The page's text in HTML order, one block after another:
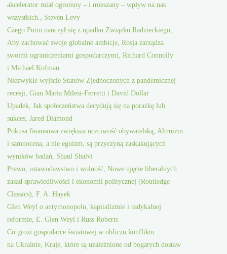
akcelerator miał ogromny – i mieszany – wpływ na nas
wszystkich., Steven Levy
Czego Putin nauczył się z upadku Związku Radzieckiego,
Aby zachować swoje globalne ambicje, Rosja zarządza
swoimi ograniczeniami gospodarczymi, Richard Connolly
i Michael Kofman
Niezwykłe wyjście Stanów Zjednoczonych z pandemicznej
recesji, Gian Maria Milesi-Ferretti i David Dollar
Upadek, Jak społeczeństwa decydują się na porażkę lub
sukces, Jared Diamond
Pokusa finansowa zwiększa uczciwość obywatelską, Altruizm
i samoocena, a nie egoizm, są przyczyną zaskakujących
wyników badań, Shaul Shalvi
Prawo, ustawodawstwo i wolność, Nowe ujęcie liberalnych
zasad sprawiedliwości i ekonomii politycznej (Routledge
Classics), F. A. Hayek
Glen Weyl o antymonopolu, kapitalizmie i radykalnej
reformie, E. Glen Weyl i Russ Roberts
Co grozi gospodarce światowej w obliczu konfliktu
na Ukrainie, Kraje, które są uzależnione od bogatych dostaw